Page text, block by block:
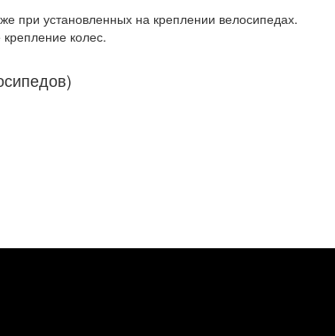
при установленных на креплении велосипедах.
колес.